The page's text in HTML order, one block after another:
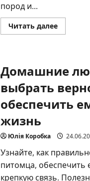
пород и...
Читать далее
больше
у
глаза
и
как
с
Домашние
выбрать
обеспечить
жизнь
Юлія Коробка
Узнайте, как
питомца, обеспечить
крепкую связь.